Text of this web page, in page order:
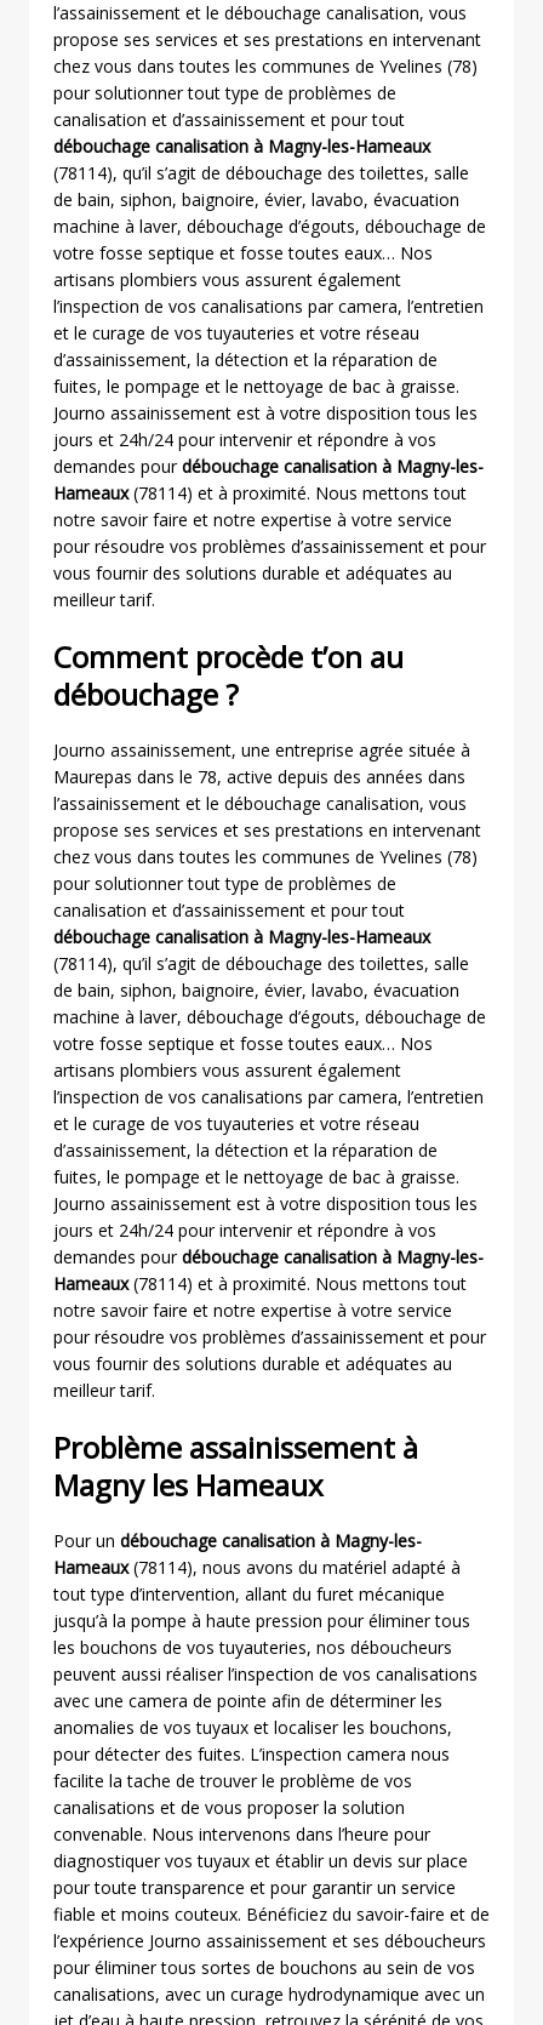
l’assainissement et le débouchage canalisation, vous
propose ses services et ses prestations en intervenant
chez vous dans toutes les communes de Yvelines (78)
pour solutionner tout type de problèmes de
canalisation et d’assainissement et pour tout
débouchage canalisation à Magny-les-Hameaux
(78114), qu’il s’agit de débouchage des toilettes, salle
de bain, siphon, baignoire, évier, lavabo, évacuation
machine à laver, débouchage d’égouts, débouchage de
votre fosse septique et fosse toutes eaux… Nos
artisans plombiers vous assurent également
l’inspection de vos canalisations par camera, l’entretien
et le curage de vos tuyauteries et votre réseau
d’assainissement, la détection et la réparation de
fuites, le pompage et le nettoyage de bac à graisse.
Journo assainissement est à votre disposition tous les
jours et 24h/24 pour intervenir et répondre à vos
demandes pourdébouchage canalisation à Magny-les-
Hameaux(78114) et à proximité. Nous mettons tout
notre savoir faire et notre expertise à votre service
pour résoudre vos problèmes d’assainissement et pour
vous fournir des solutions durable et adéquates au
meilleur tarif.
Comment procède t’on au
débouchage ?
Journo assainissement, une entreprise agrée située à
Maurepas dans le 78, active depuis des années dans
l’assainissement et le débouchage canalisation, vous
propose ses services et ses prestations en intervenant
chez vous dans toutes les communes de Yvelines (78)
pour solutionner tout type de problèmes de
canalisation et d’assainissement et pour tout
débouchage canalisation à Magny-les-Hameaux
(78114), qu’il s’agit de débouchage des toilettes, salle
de bain, siphon, baignoire, évier, lavabo, évacuation
machine à laver, débouchage d’égouts, débouchage de
votre fosse septique et fosse toutes eaux… Nos
artisans plombiers vous assurent également
l’inspection de vos canalisations par camera, l’entretien
et le curage de vos tuyauteries et votre réseau
d’assainissement, la détection et la réparation de
fuites, le pompage et le nettoyage de bac à graisse.
Journo assainissement est à votre disposition tous les
jours et 24h/24 pour intervenir et répondre à vos
demandes pourdébouchage canalisation à Magny-les-
Hameaux(78114) et à proximité. Nous mettons tout
notre savoir faire et notre expertise à votre service
pour résoudre vos problèmes d’assainissement et pour
vous fournir des solutions durable et adéquates au
meilleur tarif.
Problème assainissement à
Magny les Hameaux
Pour un débouchage canalisation à Magny-les-
Hameaux(78114), nous avons du matériel adapté à
tout type d’intervention, allant du furet mécanique
jusqu’à la pompe à haute pression pour éliminer tous
les bouchons de vos tuyauteries, nos déboucheurs
peuvent aussi réaliser l’inspection de vos canalisations
avec une camera de pointe afin de déterminer les
anomalies de vos tuyaux et localiser les bouchons,
pour détecter des fuites. L’inspection camera nous
facilite la tache de trouver le problème de vos
canalisations et de vous proposer la solution
convenable. Nous intervenons dans l’heure pour
diagnostiquer vos tuyaux et établir un devis sur place
pour toute transparence et pour garantir un service
fiable et moins couteux. Bénéficiez du savoir-faire et de
l’expérience Journo assainissement et ses déboucheurs
pour éliminer tous sortes de bouchons au sein de vos
canalisations, avec un curage hydrodynamique avec un